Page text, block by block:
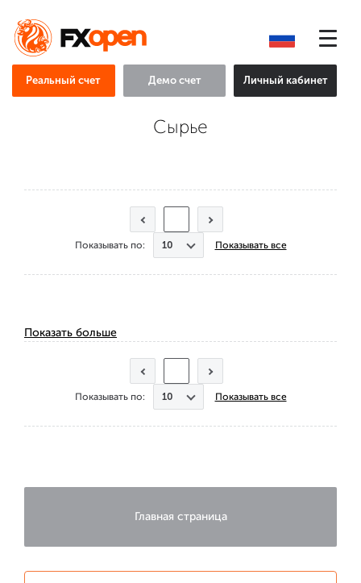
Реальный счет Демо счет Личный кабинет
Сырье
Показывать по: Показывать все
Показать больше
Показывать по: Показывать все
Главная страница